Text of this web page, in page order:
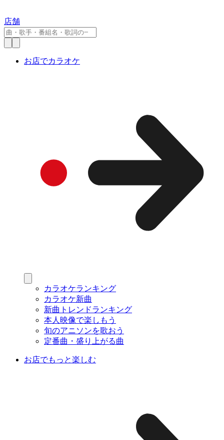
店舗
お店でカラオケ
カラオケランキング
カラオケ新曲
新曲トレンドランキング
本人映像で楽しもう
旬のアニソンを歌おう
定番曲・盛り上がる曲
お店でもっと楽しむ